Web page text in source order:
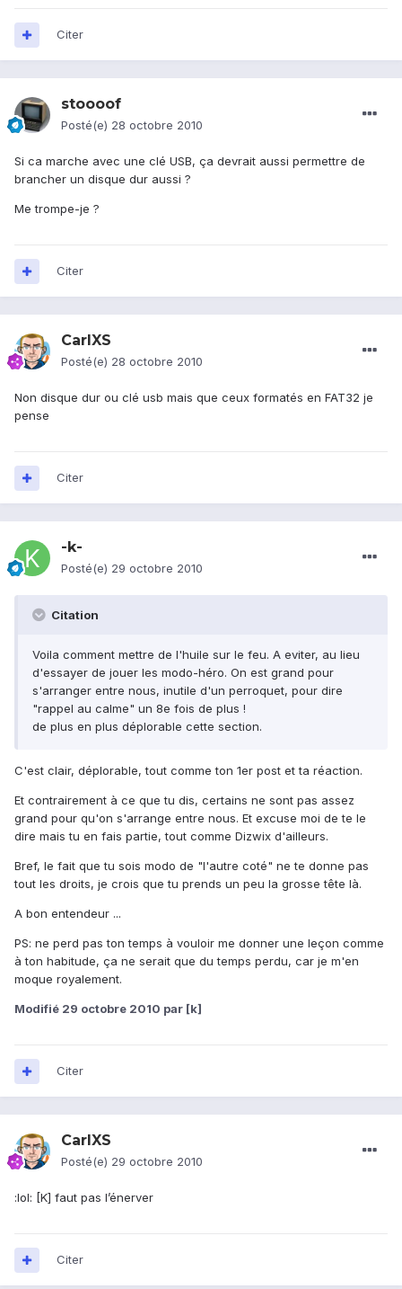
Citer
stoooof
Posté(e) 28 octobre 2010
Si ca marche avec une clé USB, ça devrait aussi permettre de
brancher un disque dur aussi ?
Me trompe-je ?
Citer
CarlXS
Posté(e) 28 octobre 2010
Non disque dur ou clé usb mais que ceux formatés en FAT32 je
pense
Citer
-k-
Posté(e) 29 octobre 2010
Citation
Voila comment mettre de l'huile sur le feu. A eviter, au lieu
d'essayer de jouer les modo-héro. On est grand pour
s'arranger entre nous, inutile d'un perroquet, pour dire
"rappel au calme" un 8e fois de plus !
de plus en plus déplorable cette section.
C'est clair, déplorable, tout comme ton 1er post et ta réaction.
Et contrairement à ce que tu dis, certains ne sont pas assez
grand pour qu'on s'arrange entre nous. Et excuse moi de te le
dire mais tu en fais partie, tout comme Dizwix d'ailleurs.
Bref, le fait que tu sois modo de "l'autre coté" ne te donne pas
tout les droits, je crois que tu prends un peu la grosse tête là.
A bon entendeur ...
PS: ne perd pas ton temps à vouloir me donner une leçon comme
à ton habitude, ça ne serait que du temps perdu, car je m'en
moque royalement.
Modifié 29 octobre 2010 par [k]
Citer
CarlXS
Posté(e) 29 octobre 2010
:lol: [K] faut pas l’énerver
Citer